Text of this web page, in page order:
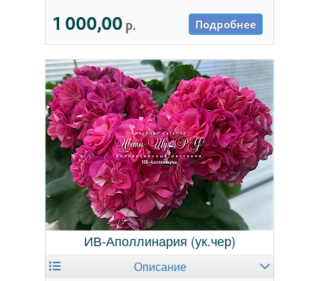
1 000,00 р. Подробнее
ИВ-Аполлинария (ук.чер)
Описание